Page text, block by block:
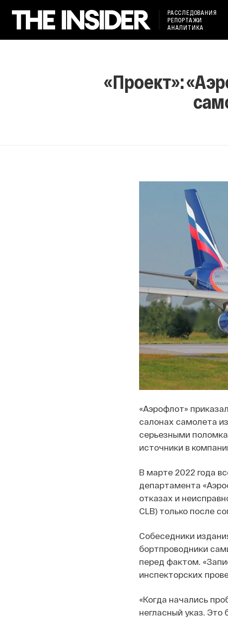
РАССЛЕДОВАНИЯ
РЕПОРТАЖИ
АНАЛИТИКА
«Проект»:
«Аэрофлот»
салонах самолета
серьезными
источники в
В марте 2022 года
департамента
отказах и
CLB) только после
Собеседники
бортпроводники
перед фактом.
инспекторских
«Когда начались
негласный указ.